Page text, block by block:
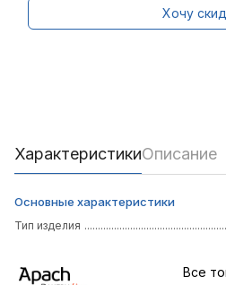
Хочу
ХарактеристикиОписание
Основные характеристики
Тип изделия
Все